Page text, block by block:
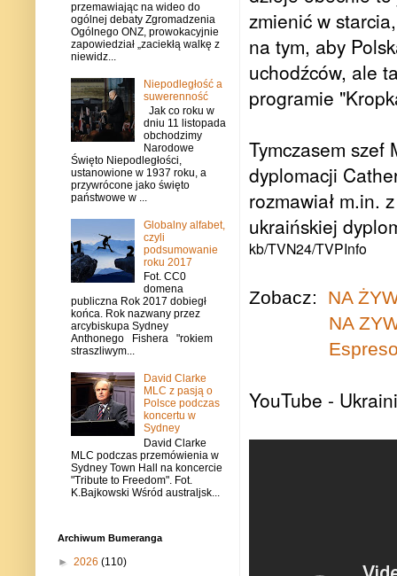
zmienić w
na tym, aby
uchodźców, ale
programie
Tymczasem szef
dyplomacji
rozmawiał m.in.
ukraińskiej
kb/TVN24/TVPInfo
Zobacz: NA
NA
YouTube -
przemawiając na wideo do
ogólnej debaty Zgromadzenia
Ogólnego ONZ, prowokacyjnie
zapowiedział „zaciekłą walkę z
niewidz...
Niepodległość a
suwerenność
Jak co roku w
dniu 11 listopada
obchodzimy
Narodowe
Święto Niepodległości,
ustanowione w 1937 roku, a
przywrócone jako święto
państwowe w ...
Globalny alfabet,
czyli
podsumowanie
roku 2017
Fot. CC0
domena
publiczna Rok 2017 dobiegł
końca. Rok nazwany przez
arcybiskupa Sydney
Anthonego Fishera "rokiem
straszliwym...
David Clarke
MLC z pasją o
Polsce podczas
koncertu w
Sydney
David Clarke
MLC podczas przemówienia w
Sydney Town Hall na koncercie
"Tribute to Freedom". Fot.
K.Bajkowski Wśród australjsk...
Archiwum Bumeranga
► 2026 (110)